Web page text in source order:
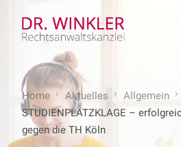
Home Aktuelles
Allgemein
STUDIENPLATZKLAGE –
gegen die TH Köln